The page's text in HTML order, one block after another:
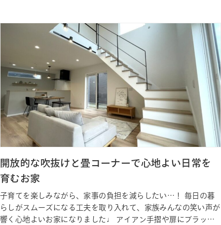
開放的な吹抜けと畳コーナーで心地よい日常を
育むお家
子育てを楽しみながら、家事の負担を減らしたい…！ 毎日の暮
らしがスムーズになる工夫を取り入れて、家族みんなの笑い声が
響く心地よいお家になりました♩ アイアン手摺や扉にブラック